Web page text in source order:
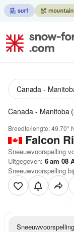
Canada - Manitoba
Breedte/lengte:49.70°
Falcon
Sneeuwvoorspelling
Uitgegeven: 6 am 08
Sneeuwvoorspelling
Sneeuwvoorspelling